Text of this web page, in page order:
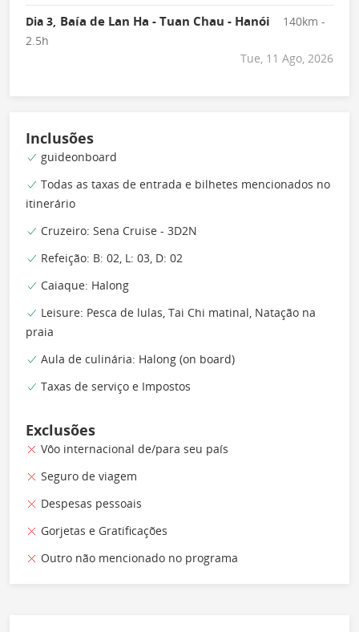
Dia 3, Baía de Lan Ha - Tuan Chau - Hanói
140km -
2.5h
Tue, 11 Ago, 2026
Inclusões
guideonboard
Todas as taxas de entrada e bilhetes mencionados no
itinerário
Cruzeiro: Sena Cruise - 3D2N
Refeição: B: 02, L: 03, D: 02
Caiaque: Halong
Leisure: Pesca de lulas, Tai Chi matinal, Natação na
praia
Aula de culinária: Halong (on board)
Taxas de serviço e Impostos
Exclusões
Vôo internacional de/para seu país
Seguro de viagem
Despesas pessoais
Gorjetas e Gratificações
Outro não mencionado no programa